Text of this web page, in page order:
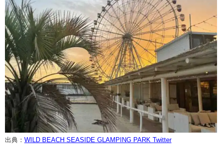
出典： WILD BEACH SEASIDE GLAMPING PARK Twitter